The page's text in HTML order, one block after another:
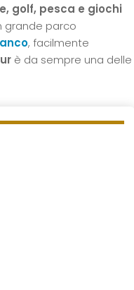
golf, pesca e giochi
grande parco
, facilmente
è da sempre una delle